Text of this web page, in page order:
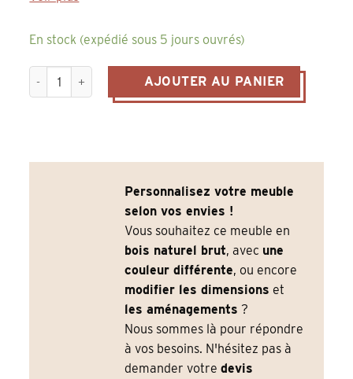
En stock (expédié sous 5 jours ouvrés)
quantité de grand buffet bas en pin massif blanc antique
AJOUTER AU PANIER
Personnalisez votre meuble
selon vos envies !
Vous souhaitez ce meuble en
bois naturel brut, avec une
couleur différente, ou encore
modifier les dimensions et
les aménagements ?
Nous sommes là pour répondre
à vos besoins. N'hésitez pas à
demander votredevis